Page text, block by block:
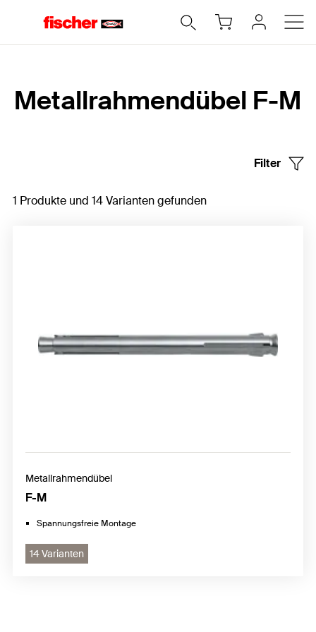
Metallrahmendübel F-M
Filter
1 Produkte und 14 Varianten gefunden
Metallrahmendübel
F-M
Spannungsfreie Montage
14 Varianten